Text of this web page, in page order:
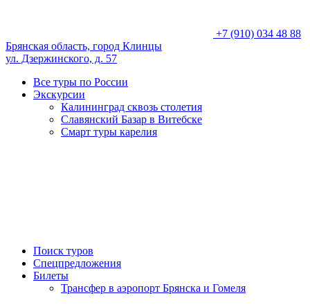
+7 (910) 034 48 88
Брянская область, город Клинцы
ул. Дзержинского, д. 57
Все туры по России
Экскурсии
Калининград сквозь столетия
Славянский Базар в Витебске
Смарт туры карелия
Поиск туров
Спецпредложения
Билеты
Трансфер в аэропорт Брянска и Гомеля